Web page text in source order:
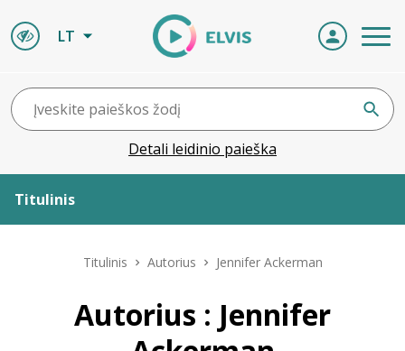
LT
Detali leidinio paieška
Titulinis
Titulinis Autorius Jennifer Ackerman
Autorius : Jennifer